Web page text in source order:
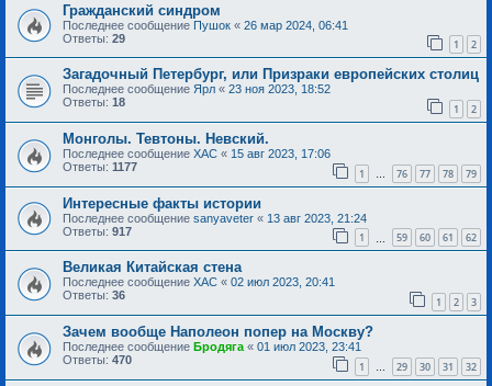
Гражданский синдром
Последнее сообщение Пушок « 26 мар 2024, 06:41
Ответы: 29 1 2
Загадочный Петербург, или Призраки европейских столиц
Последнее сообщение Ярл « 23 ноя 2023, 18:52
Ответы: 18 1 2
Монголы. Тевтоны. Невский.
Последнее сообщение ХАС « 15 авг 2023, 17:06
Ответы: 1177 1 … 76 77 78 79
Интересные факты истории
Последнее сообщение sanyaveter « 13 авг 2023, 21:24
Ответы: 917 1 59 60 61 62
Великая Китайская стена
Последнее сообщение ХАС « 02 июл 2023, 20:41
Ответы: 36 1 2 3
Зачем вообще Наполеон попер на Москву?
Последнее сообщение Бродяга « 01 июл 2023, 23:41
Ответы: 470 1 … 29 30 31 32